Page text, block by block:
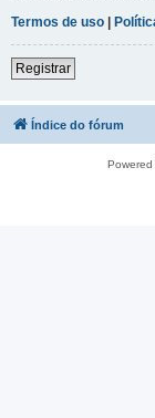
Termos de uso |
Registrar
Índice do fórum
Powered